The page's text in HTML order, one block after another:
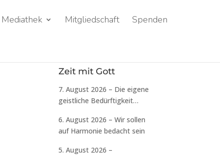
Mediathek Mitgliedschaft
Spenden
Zeit mit Gott
7. August 2026 – Die eigene
geistliche Bedürftigkeit
6. August 2026 – Wir sollen
auf Harmonie bedacht sein
5. August 2026 –